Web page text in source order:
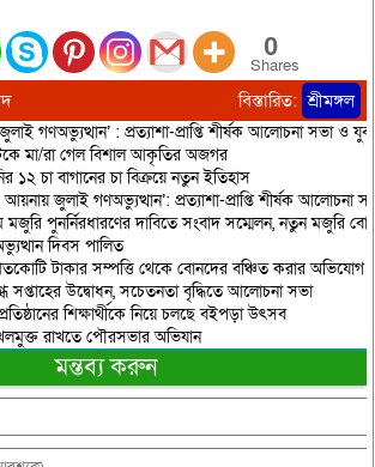
0
Shares
বিস্তারিত: শ্রীমঙ্গল
গণঅভ্যুত্থান’ : প্রত্যাশা-প্রাপ্তি শীর্ষক আলোচনা সভা ও
মা/রা গেল বিশাল আকৃতির অজগর
১২ চা বাগানের চা বিক্রয়ে নতুন ইতিহাস
আয়নায় জুলাই গণঅভ্যুত্থান’: প্রত্যাশা-প্রাপ্তি শীর্ষক আলোচনা
মজুরি পুনর্নিরধারণের দাবিতে সংবাদ সম্মেলন, নতুন মজুরি
দিবস পালিত
টাকার সম্পত্তি থেকে বোনদের বঞ্চিত করার অভিযোগ
সপ্তাহের উদ্বোধন, সচেতনতা বৃদ্ধিতে আলোচনা সভা
শিক্ষার্থীকে নিয়ে চলছে বইপড়া উৎসব
রাখতে পৌরসভার অভিযান
মন্তব্য করুন